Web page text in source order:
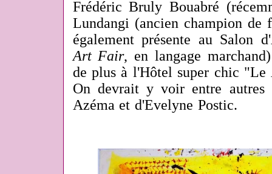
Frédéric Bruly Bouabré
Lundangi (ancien champion de
également présente au Salon
Art Fair, en langage
de plus à l'Hôtel super chic
On devrait y voir entre autres
Azéma et d'Evelyne Postic.